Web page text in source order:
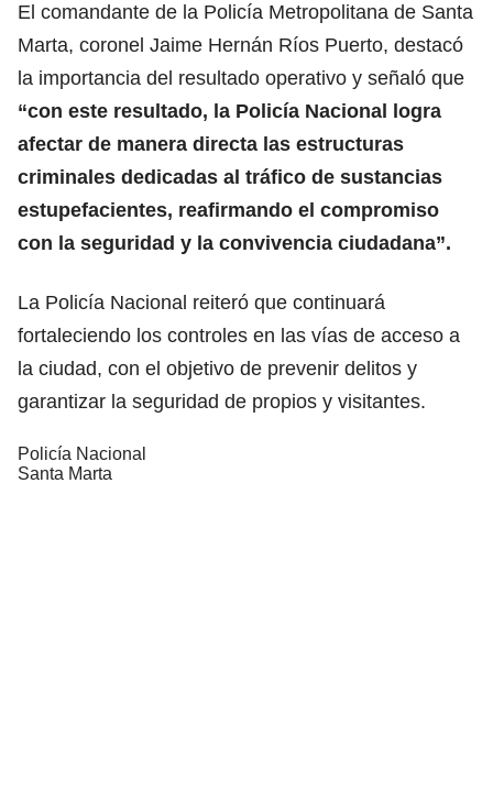
El comandante de la Policía Metropolitana de Santa
Marta, coronel Jaime Hernán Ríos Puerto, destacó
la importancia del resultado operativo y señaló que
“con este resultado, la Policía Nacional logra
afectar de manera directa las estructuras
criminales dedicadas al tráfico de sustancias
estupefacientes, reafirmando el compromiso
con la seguridad y la convivencia ciudadana”.
La Policía Nacional reiteró que continuará
fortaleciendo los controles en las vías de acceso a
la ciudad, con el objetivo de prevenir delitos y
garantizar la seguridad de propios y visitantes.
Policía Nacional
Santa Marta